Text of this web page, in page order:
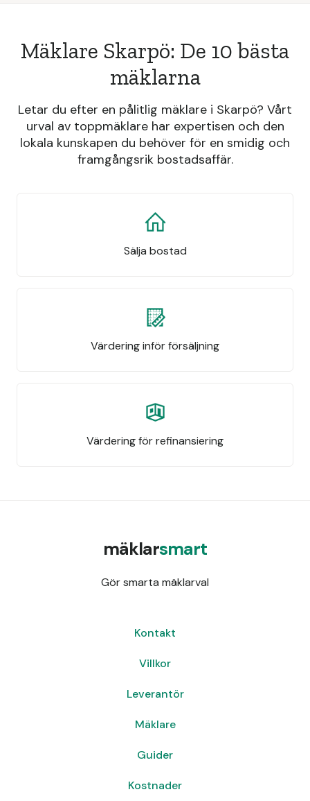
Mäklare Skarpö: De 10 bästa
mäklarna
Letar du efter en pålitlig mäklare i Skarpö? Vårt
urval av toppmäklare har expertisen och den
lokala kunskapen du behöver för en smidig och
framgångsrik bostadsaffär.
Sälja bostad
Värdering inför försäljning
Värdering för refinansiering
mäklarsmart
Gör smarta mäklarval
Kontakt
Villkor
Leverantör
Mäklare
Guider
Kostnader